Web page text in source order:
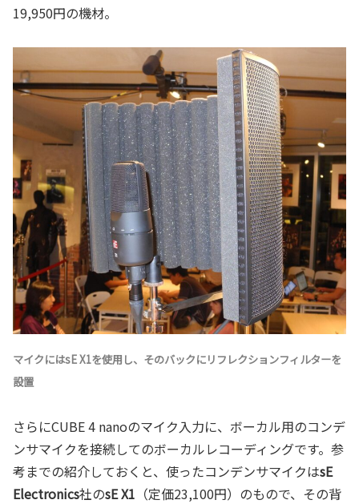
19,950円の機材。
マイクにはsE X1を使用し、そのバックにリフレクションフィルターを
設置
さらにCUBE 4 nanoのマイク入力に、ボーカル用のコンデ
ンサマイクを接続してのボーカルレコーディングです。参
考までの紹介しておくと、使ったコンデンサマイクはsE
Electronics社のsE X1 （定価23,100円）のもので、その背